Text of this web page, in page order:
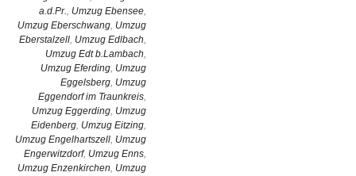
a.d.Pr., Umzug Ebensee,
Umzug Eberschwang, Umzug
Eberstalzell, Umzug Edlbach,
Umzug Edt b.Lambach,
Umzug Eferding, Umzug
Eggelsberg, Umzug
Eggendorf im Traunkreis,
Umzug Eggerding, Umzug
Eidenberg, Umzug Eitzing,
Umzug Engelhartszell, Umzug
Engerwitzdorf, Umzug Enns,
Umzug Enzenkirchen, Umzug